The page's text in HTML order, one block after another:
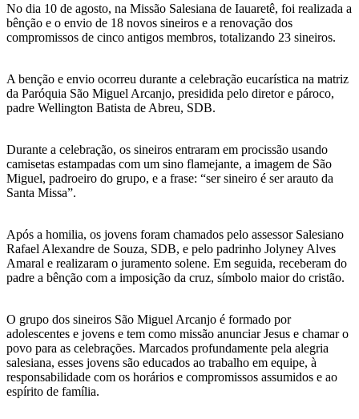
No dia 10 de agosto, na Missão Salesiana de Iauaretê, foi realizada a
bênção e o envio de 18 novos sineiros e a renovação dos
compromissos de cinco antigos membros, totalizando 23 sineiros.
A benção e envio ocorreu durante a celebração eucarística na matriz
da Paróquia São Miguel Arcanjo, presidida pelo diretor e pároco,
padre Wellington Batista de Abreu, SDB.
Durante a celebração, os sineiros entraram em procissão usando
camisetas estampadas com um sino flamejante, a imagem de São
Miguel, padroeiro do grupo, e a frase: “ser sineiro é ser arauto da
Santa Missa”.
Após a homilia, os jovens foram chamados pelo assessor Salesiano
Rafael Alexandre de Souza, SDB, e pelo padrinho Jolyney Alves
Amaral e realizaram o juramento solene. Em seguida, receberam do
padre a bênção com a imposição da cruz, símbolo maior do cristão.
O grupo dos sineiros São Miguel Arcanjo é formado por
adolescentes e jovens e tem como missão anunciar Jesus e chamar o
povo para as celebrações. Marcados profundamente pela alegria
salesiana, esses jovens são educados ao trabalho em equipe, à
responsabilidade com os horários e compromissos assumidos e ao
espírito de família.